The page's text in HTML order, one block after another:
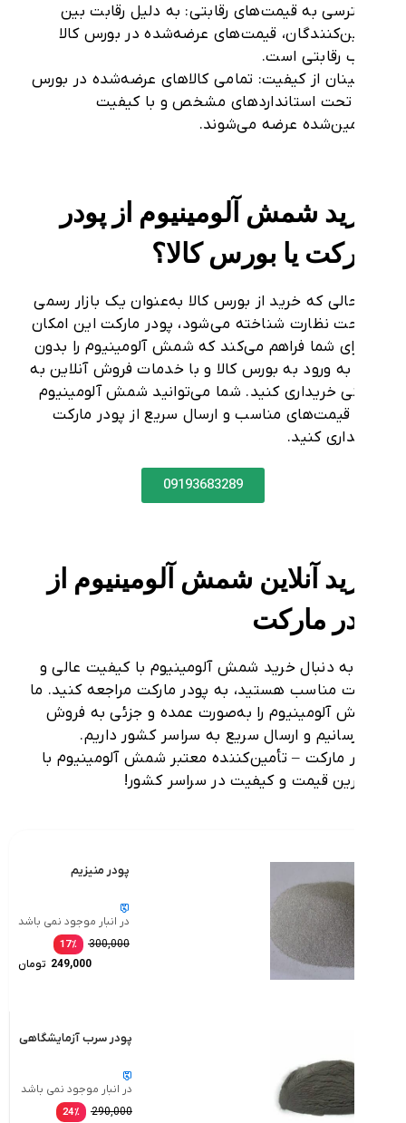
به قیمت‌های رقابتی: به دلیلرقابت بین
، قیمت‌های عرضه‌شده در بورس کالا
رقابتیاست.
از کیفیت: تمامی کالاهای عرضه‌شده در بورس
استانداردهای مشخصو باکیفیت
عرضه می‌شوند.
شمش آلومینیوم از پودر
یا بورس کالا؟
که خرید از بورس کالابه‌عنوان یکبازار رسمی
نظارت شناخته می‌شود،پودر مارکتاین امکان
شما فراهم می‌کند کهشمش آلومینیومرا بدون
به ورود به بورس کالا و باخدمات فروش آنلاینبه
خریداری کنید. شما می‌توانیدشمش آلومینیوم
قیمت‌های مناسبوارسال سریعاز پودر مارکت
کنید.
09193683289
آنلاین شمش آلومینیوم از
مارکت
دنبالخرید شمش آلومینیومباکیفیت عالیو
مناسب هستید، بهپودر مارکتمراجعه کنید. ما
آلومینیومرا به‌صورتعمده و جزئیبه فروش
و ارسال سریع بهسراسر کشورداریم.
– تأمین‌کننده معتبرشمش آلومینیومبا
قیمت و کیفیت در سراسر کشور!
پودر منیزیم
در انبار موجود نمی باشد
٪17
تومان
پودر سرب آزمایشگاهی
در انبار موجود نمی باشد
٪24